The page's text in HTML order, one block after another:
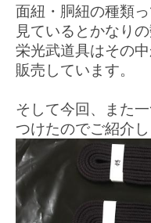
面紐・胴紐の種類
見ているとかなり
栄光武道具はその
販売しています。
そして今回、また
つけたのでご紹介し